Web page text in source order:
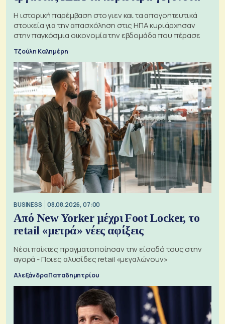
Η ιστορική παρέμβαση στο γιεν και τα απογοητευτικά
στοιχεία για την απασχόληση στις ΗΠΑ κυριάρχησαν
στην παγκόσμια οικονομία την εβδομάδα που πέρασε
Τζούλη Καλημέρη
BUSINESS 08.08.2026, 07:00
Από New Yorker μέχρι Foot Locker, το
retail «μετρά» νέες αφίξεις
Νέοι παίκτες πραγματοποίησαν την είσοδό τους στην
αγορά - Ποιες αλυσίδες retail «μεγαλώνουν»
Αλεξάνδρα Παπαδημητρίου